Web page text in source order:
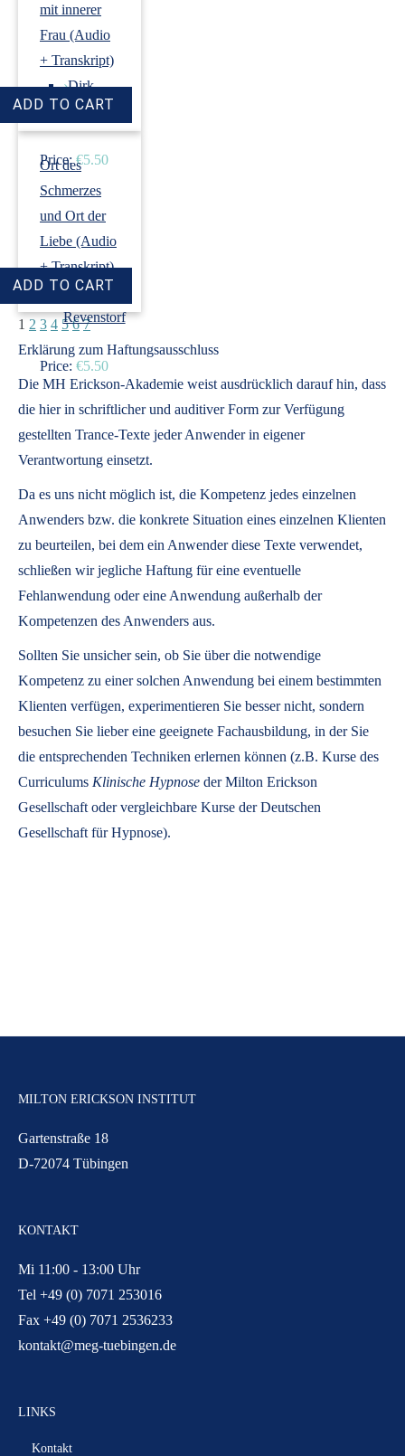
mit innerer
Frau (Audio
+ Transkript)
›Dirk
Revenstorf
Price: €5.50
Ort des
Schmerzes
und Ort der
Liebe (Audio
+ Transkript)
›Dirk
Revenstorf
Price: €5.50
1 2 3 4 5 6 7
Erklärung zum Haftungsausschluss
Die MH Erickson-Akademie weist ausdrücklich darauf hin, dass
die hier in schriftlicher und auditiver Form zur Verfügung
gestellten Trance-Texte jeder Anwender in eigener
Verantwortung einsetzt.
Da es uns nicht möglich ist, die Kompetenz jedes einzelnen
Anwenders bzw. die konkrete Situation eines einzelnen Klienten
zu beurteilen, bei dem ein Anwender diese Texte verwendet,
schließen wir jegliche Haftung für eine eventuelle
Fehlanwendung oder eine Anwendung außerhalb der
Kompetenzen des Anwenders aus.
Sollten Sie unsicher sein, ob Sie über die notwendige
Kompetenz zu einer solchen Anwendung bei einem bestimmten
Klienten verfügen, experimentieren Sie besser nicht, sondern
besuchen Sie lieber eine geeignete Fachausbildung, in der Sie
die entsprechenden Techniken erlernen können (z.B. Kurse des
Curriculums Klinische Hypnose der Milton Erickson
Gesellschaft oder vergleichbare Kurse der Deutschen
Gesellschaft für Hypnose).
MILTON ERICKSON INSTITUT
Gartenstraße 18
D-72074 Tübingen
KONTAKT
Mi 11:00 - 13:00 Uhr
Tel +49 (0) 7071 253016
Fax +49 (0) 7071 2536233
kontakt@meg-tuebingen.de
LINKS
Kontakt